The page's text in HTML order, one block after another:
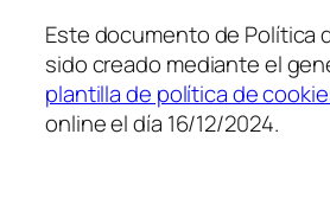
Este documento de Política
sido creado mediante el
plantilla de política de
online el día 16/12/2024.